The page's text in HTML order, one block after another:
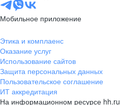
Мобильное приложение
Этика и комплаенс
Оказание услуг
Использование сайтов
Защита персональных данных
Пользовательское соглашение
ИТ аккредитация
На информационном ресурсе hh.ru